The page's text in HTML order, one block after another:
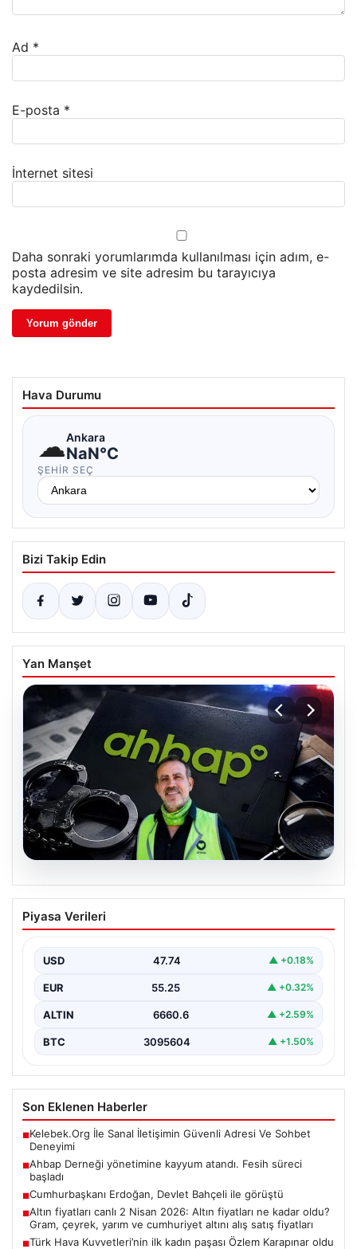
Ad *
E-posta *
İnternet sitesi
Daha sonraki yorumlarımda kullanılması için adım, e-
posta adresim ve site adresim bu tarayıcıya
kaydedilsin.
Hava Durumu
☁Ankara
NaN°C
ŞEHIR SEÇ
Bizi Takip Edin
Yan Manşet
Ahbap Derneği yönetimine kayyum
atandı. Fesih süreci başladı
Piyasa Verileri
USD 47.74 ▲ +0.18%
EUR 55.25 ▲ +0.32%
ALTIN 6660.6 ▲ +2.59%
BTC 3095604 ▲ +1.50%
Son Eklenen Haberler
■Kelebek.Org İle Sanal İletişimin Güvenli Adresi Ve Sohbet
Deneyimi
■Ahbap Derneği yönetimine kayyum atandı. Fesih süreci
başladı
■Cumhurbaşkanı Erdoğan, Devlet Bahçeli ile görüştü
■Altın fiyatları canlı 2 Nisan 2026: Altın fiyatları ne kadar oldu?
Gram, çeyrek, yarım ve cumhuriyet altını alış satış fiyatları
■Türk Hava Kuvvetleri’nin ilk kadın paşası Özlem Karapınar oldu